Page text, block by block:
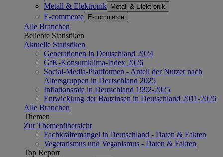
Metall & Elektronik Metall & Elektronik
E-commerce E-commerce
Alle Branchen
Beliebte Statistiken
Aktuelle Statistiken
Generationen in Deutschland 2024
GfK-Konsumklima-Index 2026
Social-Media-Plattformen - Anteil der Nutzer nach
Altersgruppen in Deutschland 2025
Inflationsrate in Deutschland 1992-2025
Entwicklung der Bauzinsen in Deutschland 2011-2026
Alle Branchen
Themen
Zur Themenübersicht
Fachkräftemangel in Deutschland - Daten & Fakten
Vegetarismus und Veganismus - Daten & Fakten
Top Report